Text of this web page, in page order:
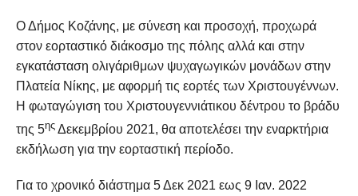
Ο Δήμος Κοζάνης, με σύνεση και προσοχή, προχωρά
στον εορταστικό διάκοσμο της πόλης αλλά και στην
εγκατάσταση ολιγάριθμων ψυχαγωγικών μονάδων στην
Πλατεία Νίκης, με αφορμή τις εορτές των Χριστουγέννων.
Η φωταγώγιση του Χριστουγεννιάτικου δέντρου το βράδυ
της 5ηςΔεκεμβρίου 2021, θα αποτελέσει την εναρκτήρια
εκδήλωση για την εορταστική περίοδο.
Για το χρονικό διάστημα 5 Δεκ 2021 εως 9 Ιαν. 2022